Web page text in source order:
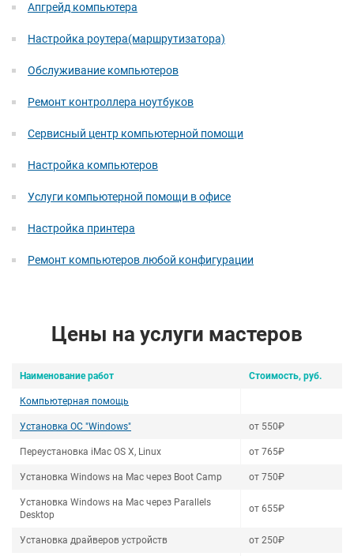
Апгрейд компьютера
Настройка роутера(маршрутизатора)
Обслуживание компьютеров
Ремонт контроллера ноутбуков
Сервисный центр компьютерной помощи
Настройка компьютеров
Услуги компьютерной помощи в офисе
Настройка принтера
Ремонт компьютеров любой конфигурации
Цены на услуги мастеров
Наименование работ Стоимость, руб.
Компьютерная помощь
Установка ОС "Windows" от 550₽
Переустановка iMac OS X, Linux от 765₽
Установка Windows на Mac через Boot Camp от 750₽
Установка Windows на Mac через Parallels
Desktop
от 655₽
Установка драйверов устройств от 250₽